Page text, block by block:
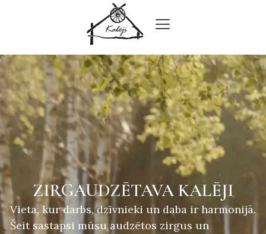
ZIRGAUDZĒTAVA KALĒJI
Vieta, kur darbs, dzīvnieki un daba ir harmonijā.
Šeit sastapsi mūsu audzētos zirgus un